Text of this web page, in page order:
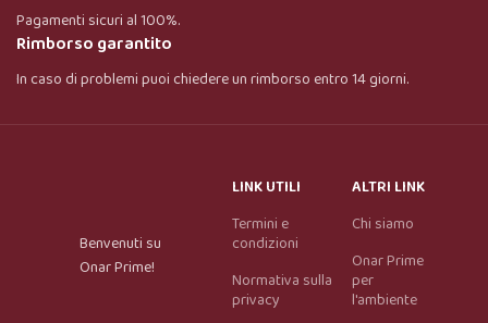
Pagamenti sicuri al 100%.
Rimborso garantito
In caso di problemi puoi chiedere un rimborso entro 14 giorni.
Benvenuti su
Onar Prime!
LINK UTILI
Termini e
condizioni
Normativa sulla
privacy
ALTRI LINK
Chi siamo
Onar Prime
per
l'ambiente